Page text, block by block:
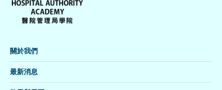
關於我們
最新消息